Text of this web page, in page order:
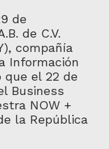
de
de C.V.
compañía
Información
que el 22 de
Business
NOW +
la República